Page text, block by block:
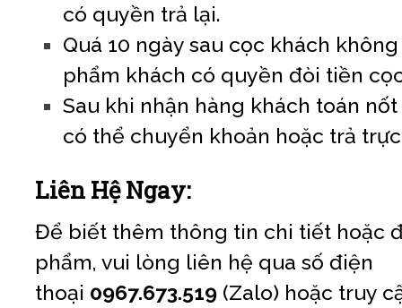
có quyền trả lại.
Quá 10 ngày sau cọc khách
phẩm khách có quyền đòi tiền
Sau khi nhận hàng khách toán
có thể chuyển khoản hoặc trả
Liên Hệ Ngay:
Để biết thêm thông tin chi tiết hoặc
phẩm, vui lòng liên hệ qua số điện
thoại 0967.673.519 (Zalo) hoặc truy